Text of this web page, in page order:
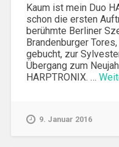
Kaum ist mein Duo
schon die ersten
berühmte Berliner
Brandenburger
gebucht, zur
Übergang zum
HARPTRONIX. …
9. Januar 2016